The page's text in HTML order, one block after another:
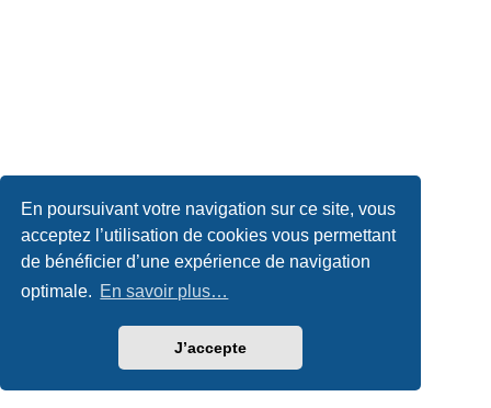
En poursuivant votre navigation sur ce site, vous
acceptez l’utilisation de cookies vous permettant
de bénéficier d’une expérience de navigation
optimale. En savoir plus…
J’accepte